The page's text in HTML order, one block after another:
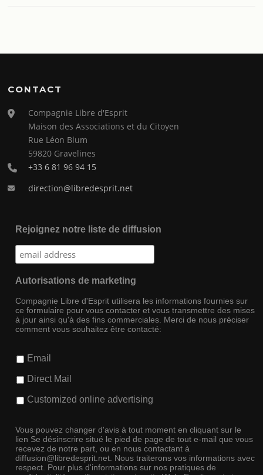
CONTACT
Compagnie Libre d'Esprit
Maison des Associations et du Citoyen
Rue Léon Blum
59820 Gravelines
+33 6 81 96 94 15
direction@libredesprit.net
Rejoignez notre liste de diffusion
Autorisations de marketing
Compagnie Libre d'Esprit utilisera les informations fournies sur
ce formulaire pour vous contacter et vous transmettre des mises
à jour ainsi qu'à des fins commerciales. Merci de nous préciser
comment vous souhaitez être contacté:
Email
Direct Mail
Customized online advertising
Vous pouvez changer d'avis à tout moment en cliquant sur le
lien Se désinscrire situé le pied de page de tout e-mail que vous
recevez de notre part, ou en nous contactant à
diffusion@libredesprit.net. Nous traiterons vos informations avec
respect. Pour plus d'informations sur nos pratiques de